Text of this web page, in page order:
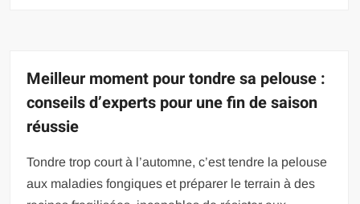
Meilleur moment pour tondre sa pelouse :
conseils d’experts pour une fin de saison
réussie
Tondre trop court à l’automne, c’est tendre la pelouse
aux maladies fongiques et préparer le terrain à des